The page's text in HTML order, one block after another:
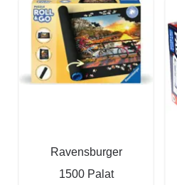
Ravensburger
1500 Palat